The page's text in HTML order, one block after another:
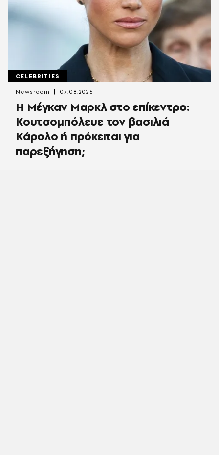
CELEBRITIES
Η Μέγκαν Μαρκλ στο επίκεντρο:
Κουτσομπόλευε τον βασιλιά
Κάρολο ή πρόκειται για
παρεξήγηση;
Newsroom 07.08.2026